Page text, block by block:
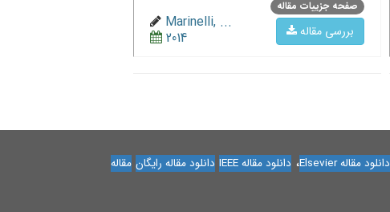
صفحه جزییات مقاله
بررسی مقاله
Marinelli, ...
2014
دانلود مقاله Elsevier ، دانلود مقاله IEEE دانلود مقاله رایگان مقاله